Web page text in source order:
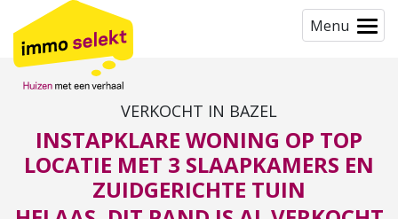
Menu
VERKOCHT IN BAZEL
INSTAPKLARE WONING OP TOP
LOCATIE MET 3 SLAAPKAMERS EN
ZUIDGERICHTE TUIN